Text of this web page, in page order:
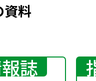
資料
誌